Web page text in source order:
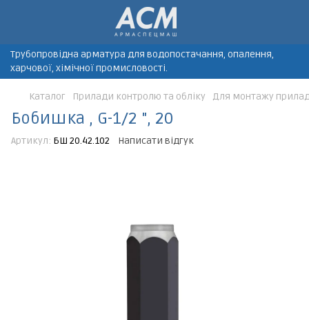
Трубопровідна арматура для водопостачання, опалення,
харчової, хімічної промисловості.
Каталог Прилади контролю та обліку Для монтажу
Бобишка , G-1/2 ", 20
Артикул: БШ 20.42.102 Написати відгук